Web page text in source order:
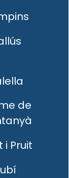
de
i Pruit